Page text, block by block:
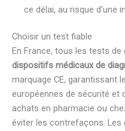
ce délai, au risque d’une
Choisir un test fiable
En France, tous les tests
dispositifs médicaux de
marquage CE, garantissant
européennes de sécurité et
achats en pharmacie ou
éviter les contrefaçons. Les